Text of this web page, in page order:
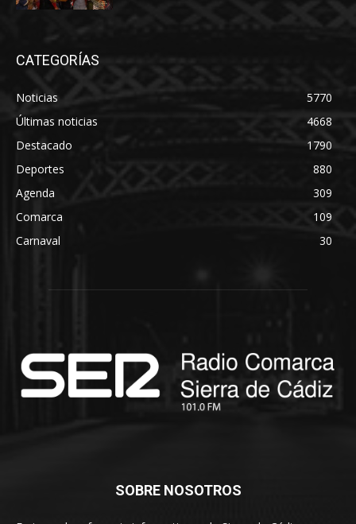
CATEGORÍAS
Noticias
5770
Últimas noticias
4668
Destacado
1790
Deportes
880
Agenda
309
Comarca
109
Carnaval
30
SOBRE NOSOTROS